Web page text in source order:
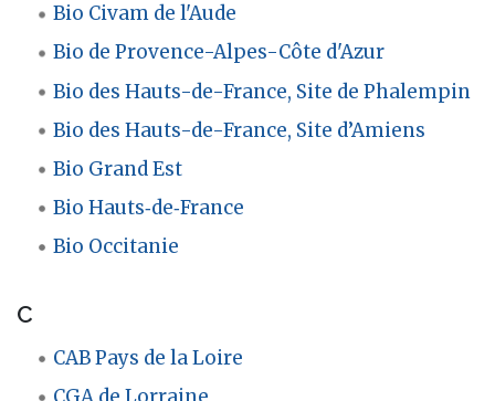
Bio Civam de l'Aude
Bio de Provence-Alpes-Côte d'Azur
Bio des Hauts-de-France, Site de Phalempin
Bio des Hauts-de-France, Site d’Amiens
Bio Grand Est
Bio Hauts‑de‑France
Bio Occitanie
C
CAB Pays de la Loire